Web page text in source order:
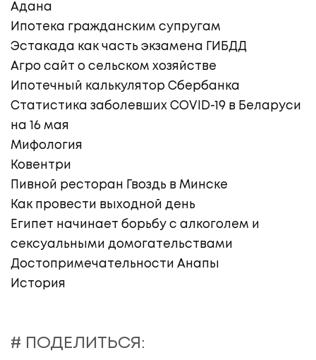
Адана
Ипотека гражданским супругам
Эстакада как часть экзамена ГИБДД
Агро сайт о сельском хозяйстве
Ипотечный калькулятор Сбербанка
Статистика заболевших COVID-19 в Беларуси
на 16 мая
Мифология
Ковентри
Пивной ресторан Гвоздь в Минске
Как провести выходной день
Египет начинает борьбу с алкоголем и
сексуальными домогательствами
Достопримечательности Анапы
История
# ПОДЕЛИТЬСЯ: